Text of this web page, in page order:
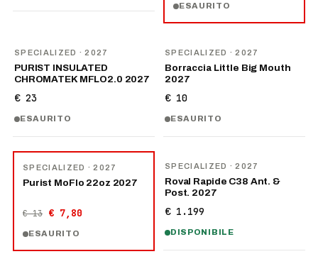
ESAURITO
SPECIALIZED · 2027
PURIST INSULATED
CHROMATEK MFLO2.0 2027
€ 23
ESAURITO
SPECIALIZED · 2027
Borraccia Little Big Mouth
2027
€ 10
ESAURITO
SPECIALIZED · 2027
Purist MoFlo 22oz 2027
€ 13 € 7,80
ESAURITO
SPECIALIZED · 2027
Roval Rapide C38 Ant. &
Post. 2027
€ 1.199
DISPONIBILE